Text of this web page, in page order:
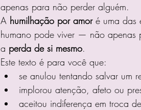
apenas para não perder alguém.
A humilhação por amor é uma das
humano pode viver — não apenas
a perda de si mesmo.
Este texto é para você que:
se anulou tentando salvar um
implorou atenção, afeto ou
aceitou indiferença em troca